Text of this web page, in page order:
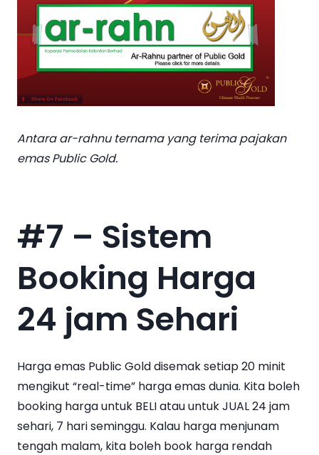
Antara ar-rahnu ternama yang terima pajakan
emas Public Gold.
#7 – Sistem
Booking Harga
24 jam Sehari
Harga emas Public Gold disemak setiap 20 minit
mengikut “real-time” harga emas dunia. Kita boleh
booking harga untuk BELI atau untuk JUAL 24 jam
sehari, 7 hari seminggu. Kalau harga menjunam
tengah malam, kita boleh book harga rendah